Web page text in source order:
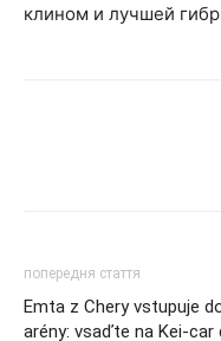
клином и лучшей
попередня стаття
Emta z Chery vstupuje
arény: vsaďte na Kei-car